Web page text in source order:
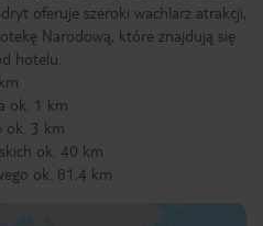
oferuje szeroki wachlarz atrakcji,
Narodową, które znajdują się
hotelu.
ok. 1 km
ok. 3 km
ok. 40 km
ok. 81,4 km